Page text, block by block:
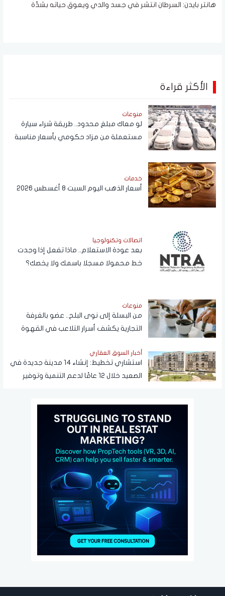
هانتر بايدن: السرطان انتشر في جسد والدي ويعوق حياته بشدّة
الأكثر قراءة
منوعات
لو معاك مبلغ محدود.. طريقة شراء سيارة
مستعملة من مزاد حكومي بأسعار مناسبة
خدمات
أسعار الذهب اليوم السبت 8 أغسطس 2026
اتصالات وتكنولوجيا
بعد عودة الاستعلام.. ماذا تفعل إذا وجدت
خط محمولا مسجلا باسمك ولا يخصك؟
منوعات
من البسلة إلى نوى البلح.. عضو بالغرفة
التجارية يكشف أسرار التلاعب في القهوة
أخبار السوق العقاري
استشاري تخطيط: إنشاء 14 مدينة جديدة في
الصعيد خلال 12 عامًا لدعم التنمية وتوفير